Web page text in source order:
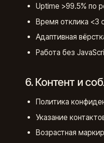
Uptime >99.5% по
Время отклика <3
Адаптивная
Работа без
6. Контент и
Политика
Указание
Возрастная